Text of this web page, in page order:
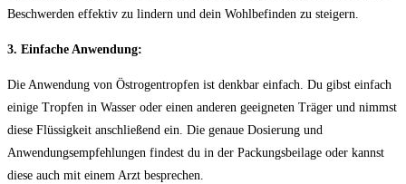
⁢Beschwerden ‍effektiv zu lindern und‌ dein Wohlbefinden zu ‌steigern.
3. ‍Einfache Anwendung:
Die Anwendung von Östrogentropfen⁤ ist ⁤denkbar einfach.‍ Du gibst einfach
einige Tropfen in Wasser ‌oder einen‍ anderen geeigneten Träger⁣ und ⁤nimmst
diese‌ Flüssigkeit anschließend ein.⁣ Die genaue ⁣Dosierung⁢ und
Anwendungsempfehlungen findest du⁢ in der Packungsbeilage oder kannst
diese auch mit einem Arzt‍ besprechen.